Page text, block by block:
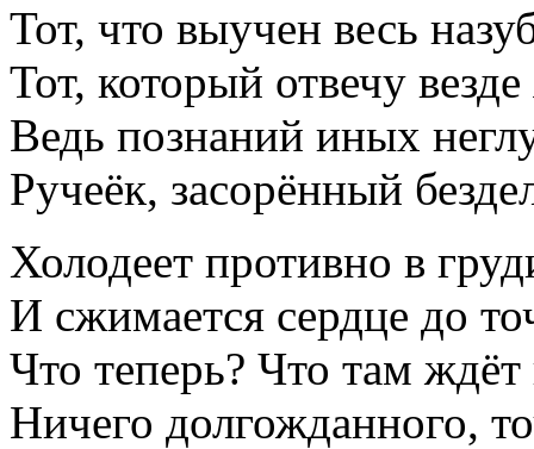
Тот, что выучен весь
Тот, который отвечу везде
Ведь познаний иных
Ручеёк, засорённый
Холодеет противно в
И сжимается сердце до
Что теперь? Что там ждёт
Ничего долгожданного,